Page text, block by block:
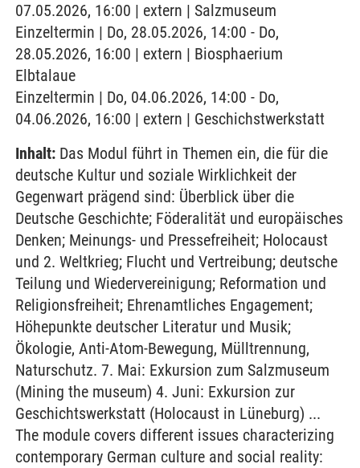
07.05.2026, 16:00 | extern | Salzmuseum
Einzeltermin | Do, 28.05.2026, 14:00 - Do,
28.05.2026, 16:00 | extern | Biosphaerium
Elbtalaue
Einzeltermin | Do, 04.06.2026, 14:00 - Do,
04.06.2026, 16:00 | extern | Geschichstwerkstatt
Inhalt: Das Modul führt in Themen ein, die für die
deutsche Kultur und soziale Wirklichkeit der
Gegenwart prägend sind: Überblick über die
Deutsche Geschichte; Föderalität und europäisches
Denken; Meinungs- und Pressefreiheit; Holocaust
und 2. Weltkrieg; Flucht und Vertreibung; deutsche
Teilung und Wiedervereinigung; Reformation und
Religionsfreiheit; Ehrenamtliches Engagement;
Höhepunkte deutscher Literatur und Musik;
Ökologie, Anti-Atom-Bewegung, Mülltrennung,
Naturschutz. 7. Mai: Exkursion zum Salzmuseum
(Mining the museum) 4. Juni: Exkursion zur
Geschichtswerkstatt (Holocaust in Lüneburg) ...
The module covers different issues characterizing
contemporary German culture and social reality: